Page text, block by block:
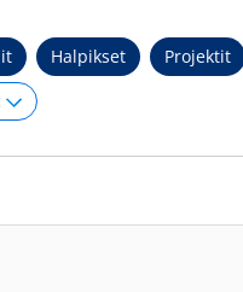
Halpikset
Projektit